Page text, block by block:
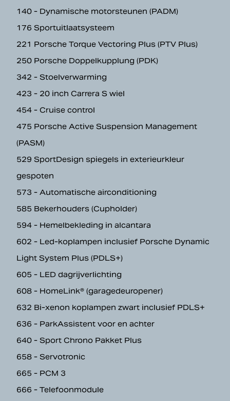
140 - Dynamische motorsteunen (PADM)
176 Sportuitlaatsysteem
221 Porsche Torque Vectoring Plus (PTV Plus)
250 Porsche Doppelkupplung (PDK)
342 - Stoelverwarming
423 - 20 inch Carrera S wiel
454 - Cruise control
475 Porsche Active Suspension Management
(PASM)
529 SportDesign spiegels in exterieurkleur
gespoten
573 - Automatische airconditioning
585 Bekerhouders (Cupholder)
594 - Hemelbekleding in alcantara
602 - Led-koplampen inclusief Porsche Dynamic
Light System Plus (PDLS+)
605 - LED dagrijverlichting
608 - HomeLink® (garagedeuropener)
632 Bi-xenon koplampen zwart inclusief PDLS+
636 - ParkAssistent voor en achter
640 - Sport Chrono Pakket Plus
658 - Servotronic
665 - PCM 3
666 - Telefoonmodule